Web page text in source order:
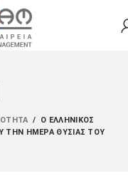
/
Ο ΕΛΛΗΝΙΚΌΣ
ΤΗΝ ΗΜΈΡΑ ΘΥΣΊΑΣ ΤΟΥ